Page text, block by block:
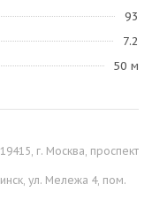
93
7.2
50 м
г. Москва, проспект
ул. Мележа 4, пом.